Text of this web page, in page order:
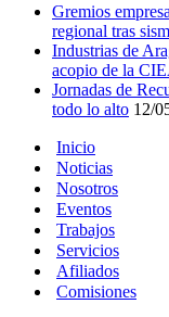
Gremios
regional tras
Industrias de
acopio de la
Jornadas de
todo lo alto 12/
Inicio
Noticias
Nosotros
Eventos
Trabajos
Servicios
Afiliados
Comisiones